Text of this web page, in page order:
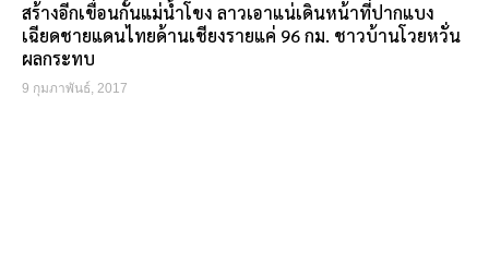
สร้างอีกเขื่อนกั้นแม่น้ำโขง ลาวเอาแน่เดินหน้าที่ปากแบง
เฉียดชายแดนไทยด้านเชียงรายแค่ 96 กม. ชาวบ้านโวยหวั่น
ผลกระทบ
9 กุมภาพันธ์, 2017